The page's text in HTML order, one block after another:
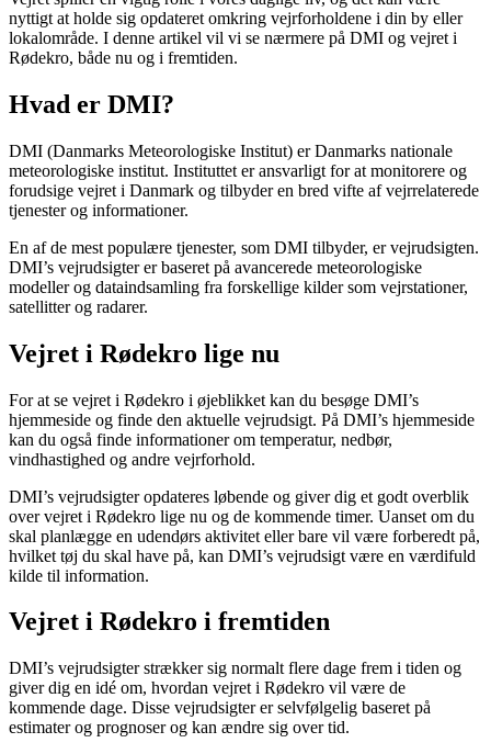
nyttigt at holde sig opdateret omkring vejrforholdene i din by eller
lokalområde. I denne artikel vil vi se nærmere på DMI og vejret i
Rødekro, både nu og i fremtiden.
Hvad er DMI?
DMI (Danmarks Meteorologiske Institut) er Danmarks nationale
meteorologiske institut. Instituttet er ansvarligt for at monitorere og
forudsige vejret i Danmark og tilbyder en bred vifte af vejrrelaterede
tjenester og informationer.
En af de mest populære tjenester, som DMI tilbyder, er vejrudsigten.
DMI’s vejrudsigter er baseret på avancerede meteorologiske
modeller og dataindsamling fra forskellige kilder som vejrstationer,
satellitter og radarer.
Vejret i Rødekro lige nu
For at se vejret i Rødekro i øjeblikket kan du besøge DMI’s
hjemmeside og finde den aktuelle vejrudsigt. På DMI’s hjemmeside
kan du også finde informationer om temperatur, nedbør,
vindhastighed og andre vejrforhold.
DMI’s vejrudsigter opdateres løbende og giver dig et godt overblik
over vejret i Rødekro lige nu og de kommende timer. Uanset om du
skal planlægge en udendørs aktivitet eller bare vil være forberedt på,
hvilket tøj du skal have på, kan DMI’s vejrudsigt være en værdifuld
kilde til information.
Vejret i Rødekro i fremtiden
DMI’s vejrudsigter strækker sig normalt flere dage frem i tiden og
giver dig en idé om, hvordan vejret i Rødekro vil være de
kommende dage. Disse vejrudsigter er selvfølgelig baseret på
estimater og prognoser og kan ændre sig over tid.